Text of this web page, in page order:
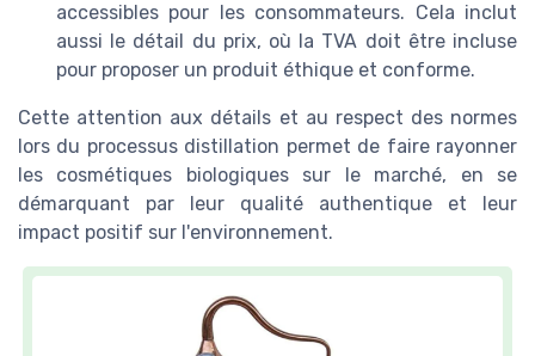
accessibles pour les consommateurs. Cela inclut
aussi le détail du prix, où la TVA doit être incluse
pour proposer un produit éthique et conforme.
Cette attention aux détails et au respect des normes
lors du processus distillation permet de faire rayonner
les cosmétiques biologiques sur le marché, en se
démarquant par leur qualité authentique et leur
impact positif sur l'environnement.